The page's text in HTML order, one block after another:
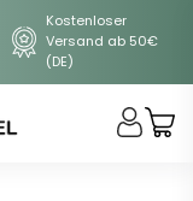
Kostenloser
Versand ab 50€
(DE)